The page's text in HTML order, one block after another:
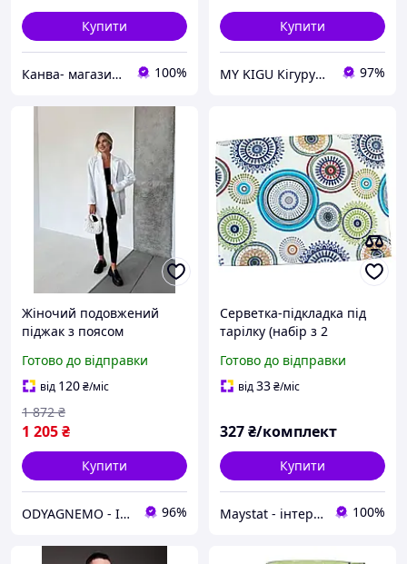
Купити
Канва- магазин тканин та фурнітури 100%
Купити
MY KIGU Кігурумі для вієї родини! 97%
Жіночий подовжений
пiджак з поясом
42/44
Готово до відправки
від 120₴/міс
1 205₴
1 872 ₴
Купити
ODYAGNEMO - Інтернет магазин жіночого одягу 96%
Серветка-підкладка під
тарілку (набір з 2
водовідштовхуюча
молочного кольору з
кругами
Готово до відправки
від33₴/міс
327₴/комплект
Купити
Maystat - інтернет магазин столового текстилю 100%